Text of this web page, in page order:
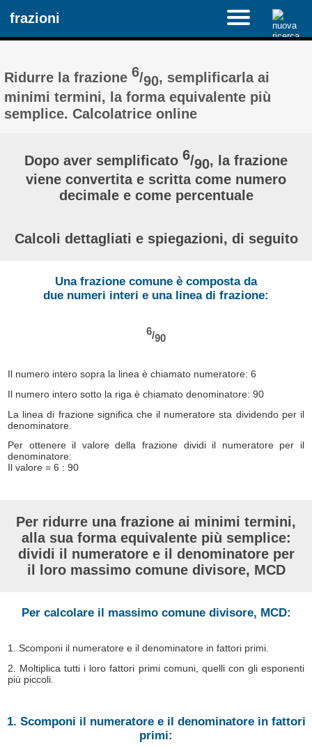
frazioni
Ridurre la frazione6/90, semplificarla ai
minimi termini, la forma equivalente più
semplice. Calcolatrice online
Dopo aver semplificato 6/90, la frazione
viene convertita e scritta come numero
decimale e come percentuale
Calcoli dettagliati e spiegazioni, di seguito
Una frazione comune è composta da
due numeri interi e una linea di frazione:
6/90
Il numero intero sopra la linea è chiamato numeratore: 6
Il numero intero sotto la riga è chiamato denominatore: 90
La linea di frazione significa che il numeratore sta dividendo per il
denominatore.
Per ottenere il valore della frazione dividi il numeratore per il
denominatore:
Il valore = 6 : 90
Per ridurre una frazione ai minimi termini,
alla sua forma equivalente più semplice:
dividi il numeratore e il denominatore per
il loro massimo comune divisore, MCD
Per calcolare il massimo comune divisore, MCD:
1. Scomponi il numeratore e il denominatore in fattori primi.
2. Moltiplica tutti i loro fattori primi comuni, quelli con gli esponenti
più piccoli.
1. Scomponi il numeratore e il denominatore in fattori
primi: